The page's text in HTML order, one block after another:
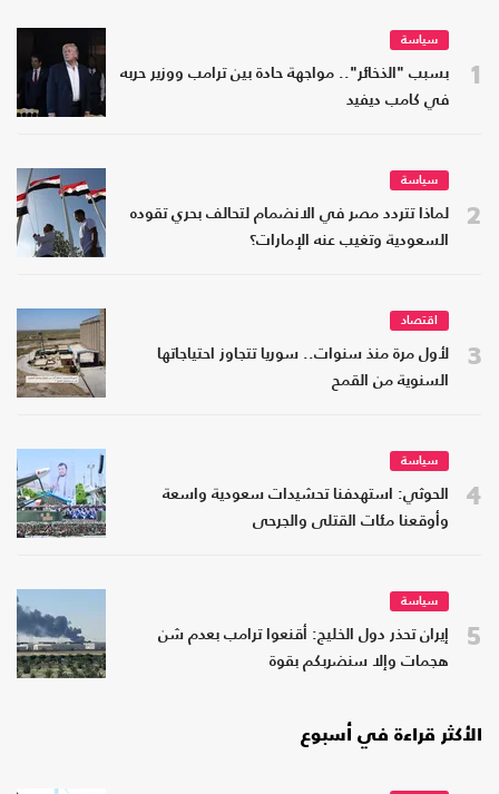
1
سياسة
بسبب "الذخائر".. مواجهة حادة بين ترامب ووزير حربه
في كامب ديفيد
2
سياسة
لماذا تتردد مصر في الانضمام لتحالف بحري تقوده
السعودية وتغيب عنه الإمارات؟
3
اقتصاد
لأول مرة منذ سنوات.. سوريا تتجاوز احتياجاتها
السنوية من القمح
4
سياسة
الحوثي: استهدفنا تحشيدات سعودية واسعة
وأوقعنا مئات القتلى والجرحى
5
سياسة
إيران تحذر دول الخليج: أقنعوا ترامب بعدم شن
هجمات وإلا سنضربكم بقوة
الأكثر قراءة في أسبوع